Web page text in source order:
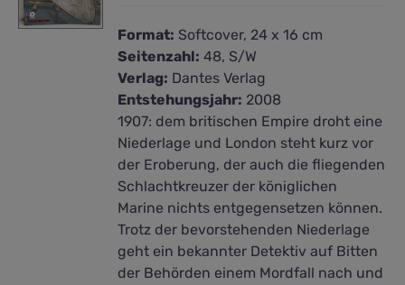
Format: Softcover, 24 x 16 cm
Seitenzahl: 48, S/W
Verlag: Dantes Verlag
Entstehungsjahr: 2008
1907: dem britischen Empire droht eine
Niederlage und London steht kurz vor
der Eroberung, der auch die fliegenden
Schlachtkreuzer der königlichen
Marine nichts entgegensetzen können.
Trotz der bevorstehenden Niederlage
geht ein bekannter Detektiv auf Bitten
der Behörden einem Mordfall nach und